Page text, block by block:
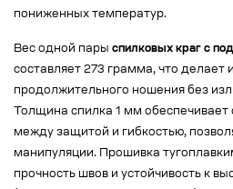
пониженных температур.
Вес одной пары спилковых краг с
составляет 273 грамма, что делает
продолжительного ношения без
Толщина спилка 1 мм
между защитой и гибкостью,
манипуляции. Прошивка
прочность швов и устойчивость к